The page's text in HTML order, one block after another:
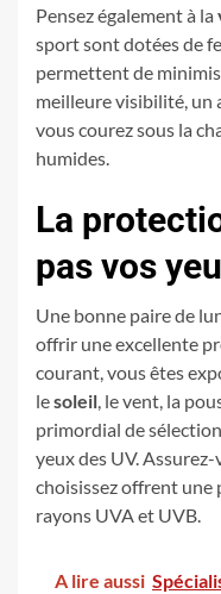
Pensez également à la
sport sont dotées de
permettent de
meilleure visibilité, un
vous courez sous la
humides.
La
pas vos
Une bonne paire de
offrir une excellente
courant, vous êtes
lesoleil, le vent, la
primordial de
yeux des UV.
choisissez offrent une
rayons UVA et UVB.
A lire aussi